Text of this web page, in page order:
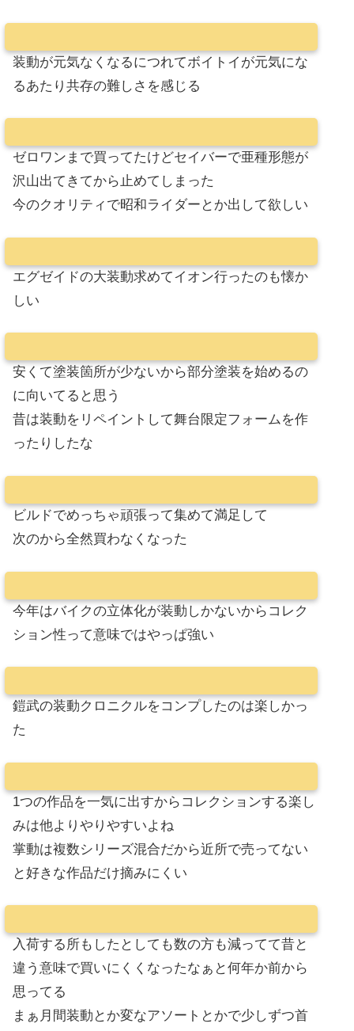
装動が元気なくなるにつれてボイトイが元気にな
るあたり共存の難しさを感じる
ゼロワンまで買ってたけどセイバーで亜種形態が
沢山出てきてから止めてしまった
今のクオリティで昭和ライダーとか出して欲しい
エグゼイドの大装動求めてイオン行ったのも懐か
しい
安くて塗装箇所が少ないから部分塗装を始めるの
に向いてると思う
昔は装動をリペイントして舞台限定フォームを作
ったりしたな
ビルドでめっちゃ頑張って集めて満足して
次のから全然買わなくなった
今年はバイクの立体化が装動しかないからコレク
ション性って意味ではやっぱ強い
鎧武の装動クロニクルをコンプしたのは楽しかっ
た
1つの作品を一気に出すからコレクションする楽し
みは他よりやりやすいよね
掌動は複数シリーズ混合だから近所で売ってない
と好きな作品だけ摘みにくい
入荷する所もしたとしても数の方も減ってて昔と
違う意味で買いにくくなったなぁと何年か前から
思ってる
まぁ月間装動とか変なアソートとかで少しずつ首